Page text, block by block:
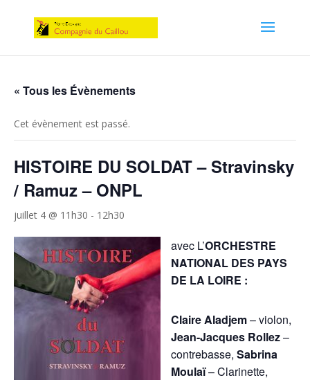
« Tous les Évènements
Cet évènement est passé.
HISTOIRE DU SOLDAT – Stravinsky
/ Ramuz – ONPL
juillet 4 @ 11h30 - 12h30
avec L’ORCHESTRE
NATIONAL DES PAYS
DE LA LOIRE :
Claire Aladjem– violon,
Jean-Jacques Rollez–
contrebasse, Sabrina
Moulaï– Clarinette,